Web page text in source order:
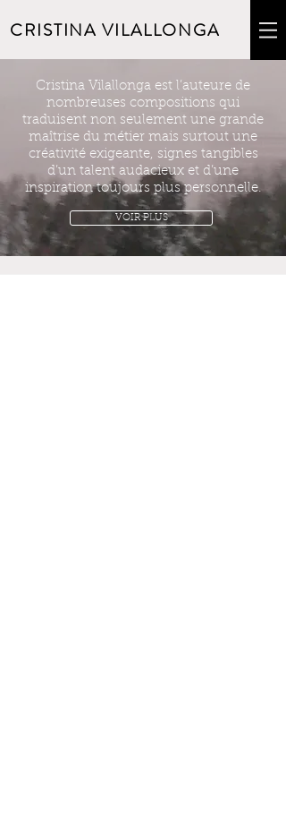
CRISTINA VILALLONGA
Cristina Vilallonga est l’auteure de
nombreuses compositions qui
traduisent non seulement une grande
maîtrise du métier mais surtout une
créativité exigeante, signes tangibles
d’un talent audacieux et d’une
inspiration toujours plus personnelle.
VOIR PLUS